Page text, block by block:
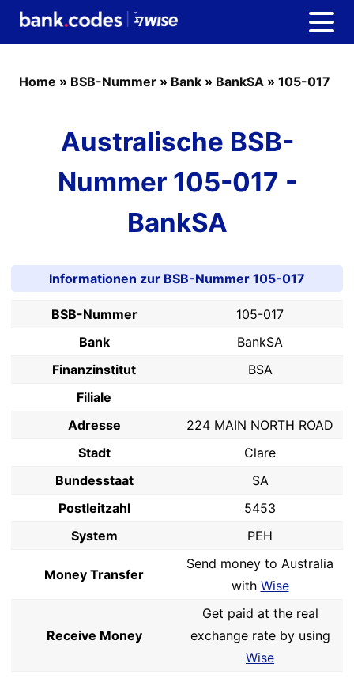
Home » BSB-Nummer » Bank » BankSA » 105-017
Australische BSB-
Nummer 105-017 -
BankSA
Informationen zur BSB-Nummer 105-017
BSB-Nummer
105-017
Bank
BankSA
Finanzinstitut
BSA
Filiale
Adresse
224 MAIN NORTH ROAD
Stadt
Clare
Bundesstaat
SA
Postleitzahl
5453
System
PEH
Money Transfer
Send money to Australia
with Wise
Receive Money
Get paid at the real
exchange rate by using
Wise